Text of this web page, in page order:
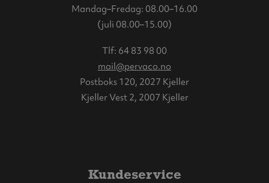
Mandag–Fredag: 08.00–16.00
(juli 08.00–15.00)
Tlf: 64 83 98 00
mail@pervaco.no
Postboks 120, 2027 Kjeller
Kjeller Vest 2, 2007 Kjeller
Kundeservice